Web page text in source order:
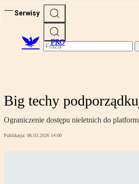
Serwisy
PRO
Big techy
Ograniczenie dostępu nieletnich do
Publikacja: 06.03.2026 14:00